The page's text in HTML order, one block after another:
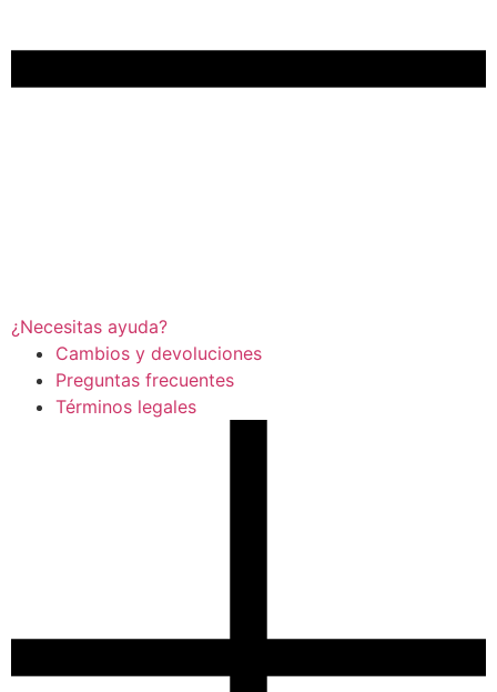
¿Necesitas ayuda?
Cambios y devoluciones
Preguntas frecuentes
Términos legales